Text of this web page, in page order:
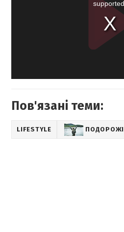
Пов'язані теми:
LIFESTYLE ПОДОРОЖІ